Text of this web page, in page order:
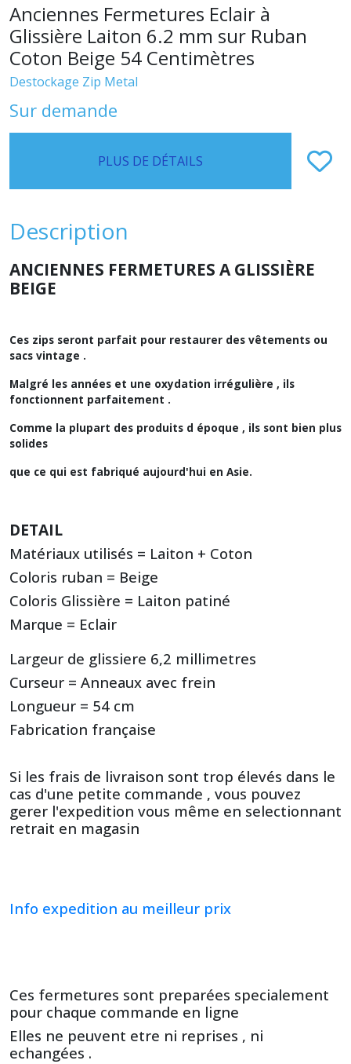
Anciennes Fermetures Eclair à
Glissière Laiton 6.2 mm sur Ruban
Coton Beige 54 Centimètres
Destockage Zip Metal
Sur demande
PLUS DE DÉTAILS
Description
ANCIENNES FERMETURES A GLISSIÈRE
BEIGE
Ces zips seront parfait pour restaurer des vêtements ou
sacs vintage .
Malgré les années et une oxydation irrégulière , ils
fonctionnent parfaitement .
Comme la plupart des produits d époque , ils sont bien plus
solides
que ce qui est fabriqué aujourd'hui en Asie.
DETAIL
Matériaux utilisés = Laiton + Coton
Coloris ruban = Beige
Coloris Glissière = Laiton patiné
Marque = Eclair
Largeur de glissiere 6,2 millimetres
Curseur = Anneaux avec frein
Longueur = 54 cm
Fabrication française
Si les frais de livraison sont trop élevés dans le
cas d'une petite commande , vous pouvez
gerer l'expedition vous même en selectionnant
retrait en magasin
Info expedition au meilleur prix
Ces fermetures sont preparées specialement
pour chaque commande en ligne
Elles ne peuvent etre ni reprises , ni
echangées .